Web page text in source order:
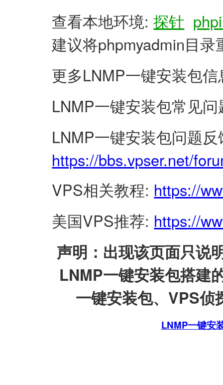
查看本地环境:探针
建议将phpmyadmin目
更多LNMP一键安装包
LNMP一键安装包常见
LNMP一键安装包问题
https://bbs.vpser.net/
VPS相关教程: https://
美国VPS推荐: https://
声明：出现该页面只说
LNMP一键安装包搭建
一键安装包、VPS
LNMP一键安